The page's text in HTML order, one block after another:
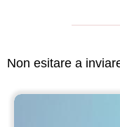
Non esitare a